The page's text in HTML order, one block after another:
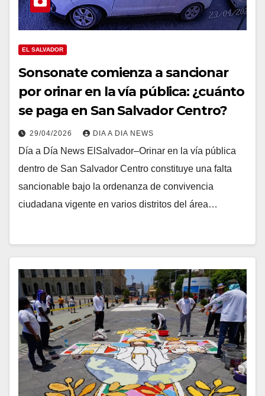
EL SALVADOR
Sonsonate comienza a sancionar
por orinar en la vía pública: ¿cuánto
se paga en San Salvador Centro?
29/04/2026 DIA A DIA NEWS
Día a Día News ElSalvador–Orinar en la vía pública
dentro de San Salvador Centro constituye una falta
sancionable bajo la ordenanza de convivencia
ciudadana vigente en varios distritos del área…